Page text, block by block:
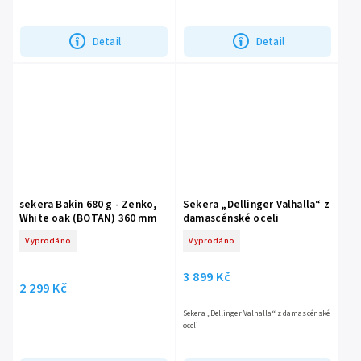
Detail Detail
sekera Bakin 680 g - Zenko,
White oak (BOTAN) 360 mm
Vyprodáno
2 299 Kč
Sekera „Dellinger Valhalla“ z
damascénské oceli
Vyprodáno
3 899 Kč
Sekera „Dellinger Valhalla“ z damascénské
oceli